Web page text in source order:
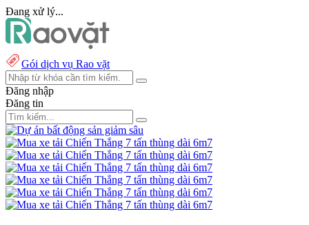
Đang xử lý...
Gói dịch vụ Rao vặt
Đăng nhập
Đăng tin